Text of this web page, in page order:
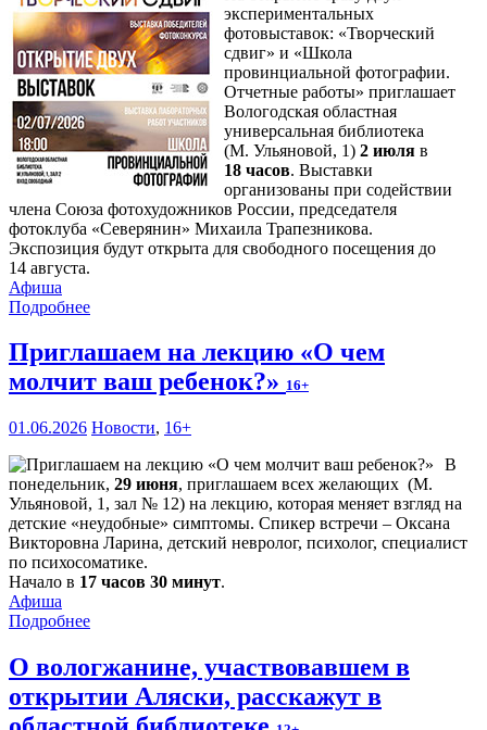
экспериментальных
фотовыставок: «Творческий
сдвиг» и «Школа
провинциальной фотографии.
Отчетные работы» приглашает
Вологодская областная
универсальная библиотека
(М. Ульяновой, 1) 2 июля в
18 часов. Выставки
организованы при содействии
члена Союза фотохудожников России, председателя
фотоклуба «Северянин» Михаила Трапезникова.
Экспозиция будут открыта для свободного посещения до
14 августа.
Афиша
Подробнее
Приглашаем на лекцию «О чем
молчит ваш ребенок?» 16+
01.06.2026 Новости, 16+
В
понедельник, 29 июня, приглашаем всех желающих (М.
Ульяновой, 1, зал № 12) на лекцию, которая меняет взгляд на
детские «неудобные» симптомы. Спикер встречи – Оксана
Викторовна Ларина, детский невролог, психолог, специалист
по психосоматике.
Начало в 17 часов 30 минут.
Афиша
Подробнее
О вологжанине, участвовавшем в
открытии Аляски, расскажут в